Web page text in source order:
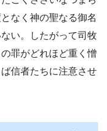
なく神の聖なる御名
い。したがって司牧
罪がどれほど重く憎
信者たちに注意させ